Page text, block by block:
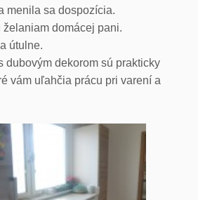
menila sa dospozícia.
domácej pani.
útulne.
dubovým dekorom sú prakticky
vám uľahčia prácu pri varení a